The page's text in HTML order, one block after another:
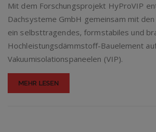
Mit dem Forschungsprojekt HyProVIP
Dachsysteme GmbH gemeinsam mit
ein selbsttragendes, formstabiles und
Hochleistungsdämmstoff-Bauelement
Vakuumisolationspaneelen (VIP).
MEHR LESEN